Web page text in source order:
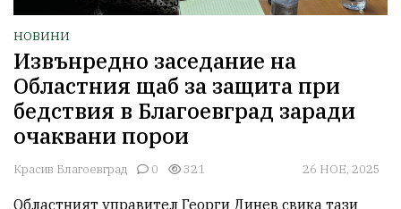
НОВИНИ
Извънредно заседание на
Областния щаб за защита при
бедствия в Благоевград заради
очаквани порои
Красив Благоевград 0 321 26 НОЕ, 2025
Областният управител Георги Динев свика тази